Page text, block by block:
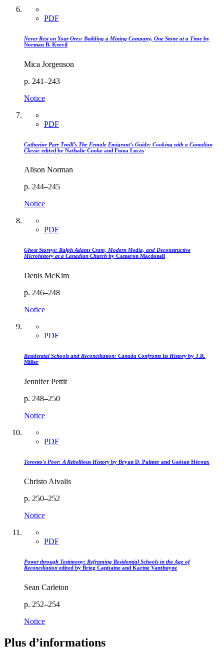
PDF
Never Rest on Your Ores: Building a Mining Company, One Stone at a Time by
Norman B. Keevil
Mica Jorgenson
p. 241–243
Notice
PDF
Catharine Parr Traill’s The Female Emigrant’s Guide: Cooking with a Canadian
Classic edited by Nathalie Cooke and Fiona Lucas
Alison Norman
p. 244–245
Notice
PDF
Ghost Storeys: Ralph Adams Cram, Modern Media, and Deconstructive
Microhistory at a Canadian Church by Cameron Macdonell
Denis McKim
p. 246–248
Notice
PDF
Residential Schools and Reconciliation: Canada Confronts Its History by J.R.
Miller
Jennifer Pettit
p. 248–250
Notice
PDF
Toronto’s Poor: A Rebellious History by Bryan D. Palmer and Gaétan Héroux
Christo Aivalis
p. 250–252
Notice
PDF
Power through Testimony: Reframing Residential Schools in the Age of
Reconciliation edited by Brieg Capitaine and Karine Vanthuyne
Sean Carleton
p. 252–254
Notice
Plus d’informations